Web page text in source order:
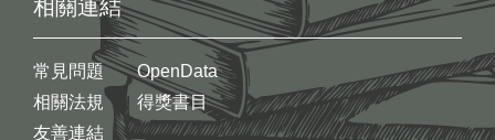
相關連結
常見問題
相關法規
友善連結
OpenData
得獎書目